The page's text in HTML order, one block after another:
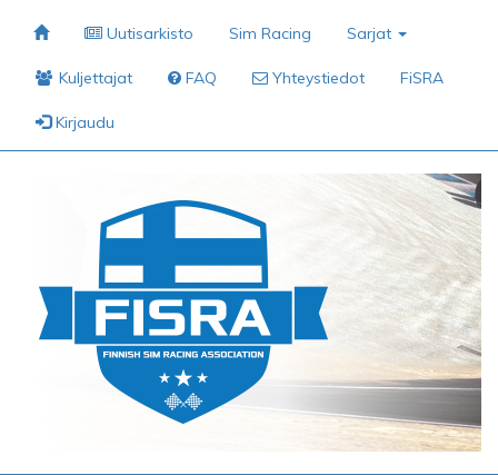
Uutisarkisto Sim Racing Sarjat
Kuljettajat FAQ Yhteystiedot FiSRA
Kirjaudu